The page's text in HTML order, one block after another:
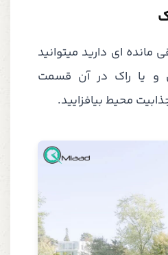
مانده ای دارید میتوانید
و یا راک در آن قسمت
محیط بیافزایید.